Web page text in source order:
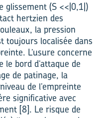
glissement (S <<|0,1|)
hertzien des
la pression
toujours localisée dans
L’usure concerne
bord d’attaque de
de patinage, la
de l’empreinte
significative avec
[8]. Le risque de